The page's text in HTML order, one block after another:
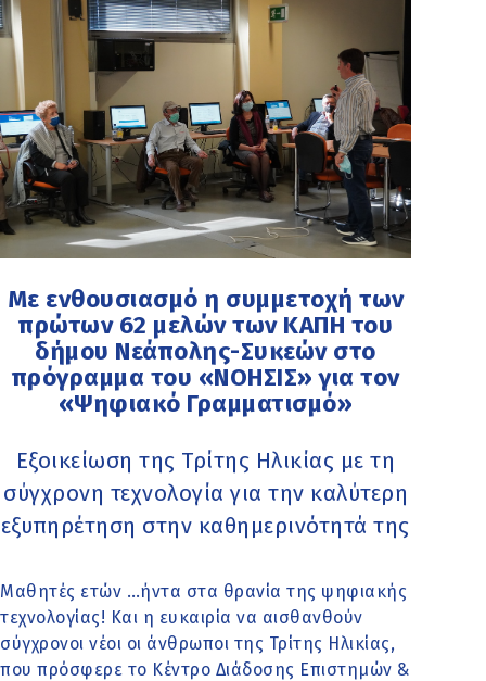
Με ενθουσιασμό η συμμετοχή των
πρώτων 62 μελών των ΚΑΠΗ του
δήμου Νεάπολης-Συκεών στο
πρόγραμμα του «ΝΟΗΣΙΣ» για τον
«Ψηφιακό Γραμματισμό»
Εξοικείωση της Τρίτης Ηλικίας με τη
σύγχρονη τεχνολογία για την καλύτερη
εξυπηρέτηση στην καθημερινότητά της
Μαθητές ετών …ήντα στα θρανία της ψηφιακής
τεχνολογίας! Και η ευκαιρία να αισθανθούν
σύγχρονοι νέοι οι άνθρωποι της Τρίτης Ηλικίας,
που πρόσφερε το Κέντρο Διάδοσης Επιστημών &